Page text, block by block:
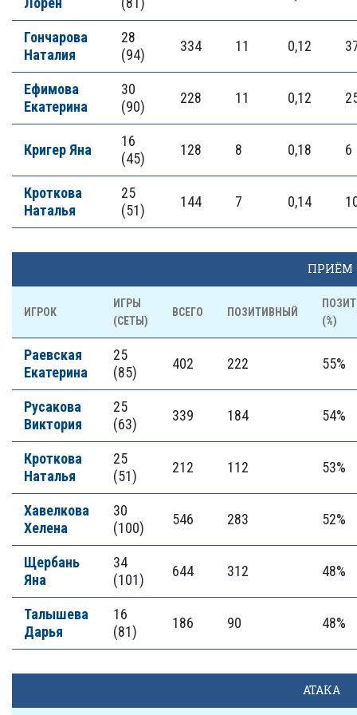
Гончарова
Наталия
28
(94)
334 11 0,12
Ефимова
Екатерина
30
(90)
228 11 0,12
Кригер Яна
16
(45)
128 8 0,18 6
Кроткова
Наталья
25
(51)
144 7 0,14
ПРИЁМ
ИГРОК
ИГРЫ
(СЕТЫ)
ВСЕГО ПОЗИТИВНЫЙ
(%)
Раевская
Екатерина
25
(85)
402 222 55%
Русакова
Виктория
25
(63)
339 184 54%
Кроткова
Наталья
25
(51)
212 112 53%
Хавелкова
Хелена
30
(100)
546 283 52%
Щербань
Яна
34
(101)
644 312 48%
Талышева
Дарья
16
(81)
186 90 48%
АТАКА